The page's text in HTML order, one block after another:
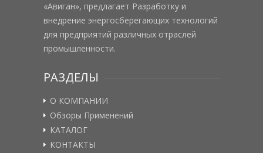
«Авиган», предлагает Разработку и
внедрение энергосберегающих технологий
для предприятий различных отраслей
промышленности.
РАЗДЕЛЫ
О КОМПАНИИ
Обзоры Применений
КАТАЛОГ
КОНТАКТЫ